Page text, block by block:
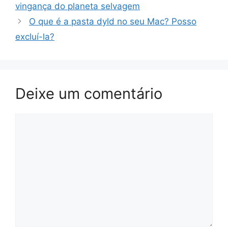
vingança do planeta selvagem
O que é a pasta dyld no seu Mac? Posso
excluí-la?
Deixe um comentário